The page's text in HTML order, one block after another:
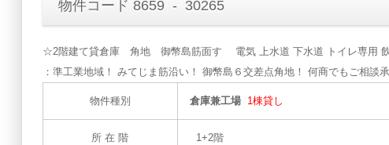
物件コード 8659 - 30265
☆2階建て貸倉庫 角地 御幣島筋面す 電気 上水道 下水道 トイレ専用 飲
：準工業地域！ みてじま筋沿い！ 御幣島６交差点角地！ 何商でもご相談
物件種別 倉庫兼工場 1棟貸し
所 在 階 1+2階